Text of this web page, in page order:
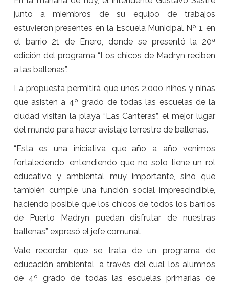
junto a miembros de su equipo de trabajos
estuvieron presentes en la Escuela Municipal Nº 1, en
el barrio 21 de Enero, donde se presentó la 20ª
edición del programa “Los chicos de Madryn reciben
a las ballenas”.
La propuesta permitirá que unos 2.000 niños y niñas
que asisten a 4º grado de todas las escuelas de la
ciudad visitan la playa “Las Canteras”, el mejor lugar
del mundo para hacer avistaje terrestre de ballenas.
“Esta es una iniciativa que año a año venimos
fortaleciendo, entendiendo que no solo tiene un rol
educativo y ambiental muy importante, sino que
también cumple una función social imprescindible,
haciendo posible que los chicos de todos los barrios
de Puerto Madryn puedan disfrutar de nuestras
ballenas” expresó el jefe comunal.
Vale recordar que se trata de un programa de
educación ambiental, a través del cual los alumnos
de 4º grado de todas las escuelas primarias de